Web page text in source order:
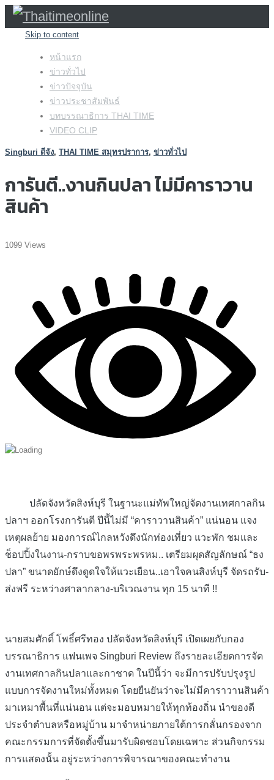
Skip to content
หน้าแรก
ข่าวทั่วไป
ข่าวปัจจุบัน
ข่าวประชาสัมพันธ์
บทบรรณาธิการ THAI TIME
VIDEO CLIP
Singburi ดีจัง, THAI TIME สมุทรปราการ, ข่าวทั่วไป
การันตี..งานกินปลา ไม่มีคาราวาน
สินค้า
1099 Views
ปลัดจังหวัดสิงห์บุรี ในฐานะแม่ทัพใหญ่จัดงานเทศกาลกิน
ปลาฯ ออกโรงการันตี ปีนี้ไม่มี “คาราวานสินค้า” แน่นอน แจง
เหตุผลย้าย มองการณ์ไกลหวังดึงนักท่องเที่ยว แวะพัก ชมและ
ช็อปปิ้งในงาน-กราบขอพรพระพรหม.. เตรียมผุดสัญลักษณ์ “ธง
ปลา” ขนาดยักษ์ดึงดูดใจให้แวะเยือน..เอาใจคนสิงห์บุรี จัดรถรับ-
ส่งฟรี ระหว่างศาลากลาง-บริเวณงาน ทุก 15 นาที !!
นายสมศักดิ์ โพธิ์ศรีทอง ปลัดจังหวัดสิงห์บุรี เปิดเผยกับกอง
บรรณาธิการ แฟนเพจ Singburi Review ถึงรายละเอียดการจัด
งานเทศกาลกินปลาและกาชาด ในปีนี้ว่า จะมีการปรับปรุงรูป
แบบการจัดงานใหม่ทั้งหมด โดยยืนยันว่าจะไม่มีคาราวานสินค้า
มาเหมาพื้นที่แน่นอน แต่จะมอบหมายให้ทุกท้องถิ่น นำของดี
ประจำตำบลหรือหมู่บ้าน มาจำหน่ายภายใต้การกลั่นกรองจาก
คณะกรรมการที่จัดตั้งขึ้นมารับผิดชอบโดยเฉพาะ ส่วนกิจกรรม
การแสดงนั้น อยู่ระหว่างการพิจารณาของคณะทำงาน